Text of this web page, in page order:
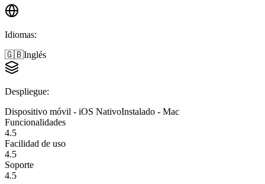
Idiomas:
🇬🇧Inglés
Despliegue:
Dispositivo móvil - iOS NativoInstalado - Mac
Funcionalidades
4.5
Facilidad de uso
4.5
Soporte
4.5